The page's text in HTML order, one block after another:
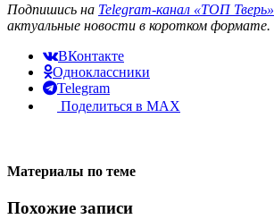
Подпишись на Telegram-канал «ТОП Тверь»
актуальные новости в коротком формате.
ВКонтакте
Одноклассники
Telegram
Поделиться в MAX
Материалы по теме
Похожие записи